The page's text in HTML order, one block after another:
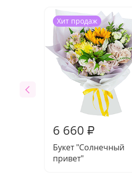
Хит продаж
6 660 ₽
Букет "Солнечный
привет"